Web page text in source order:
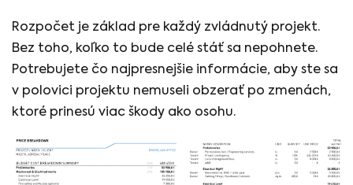
Rozpočet je základ pre každý zvládnutý projekt.
Bez toho, koľko to bude celé stáť sa nepohnete.
Potrebujete čo najpresnejšie informácie, aby ste sa
v polovici projektu nemuseli obzerať po zmenách,
ktoré prinesú viac škody ako osohu.